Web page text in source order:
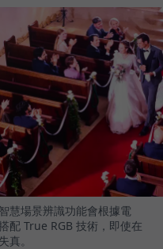
慧場景辨識功能會根據電
配 True RGB 技術，即使在
真。